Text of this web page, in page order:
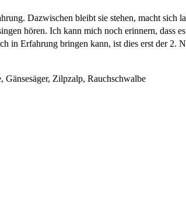
Dazwischen bleibt sie stehen, macht sich
hören. Ich kann mich noch erinnern, dass
in Erfahrung bringen kann, ist dies erst der 2.
Zilpzalp, Rauchschwalbe